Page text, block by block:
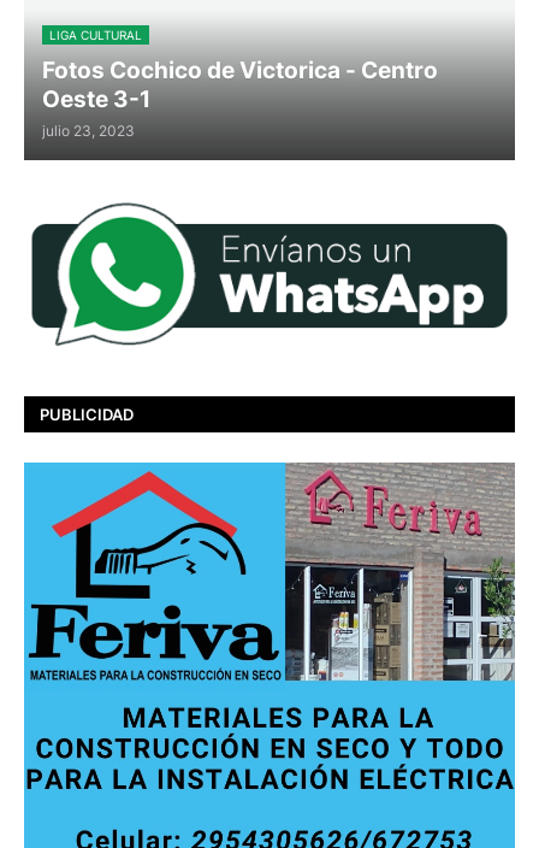
LIGA CULTURAL
Fotos Cochico de Victorica - Centro
Oeste 3-1
julio 23, 2023
PUBLICIDAD